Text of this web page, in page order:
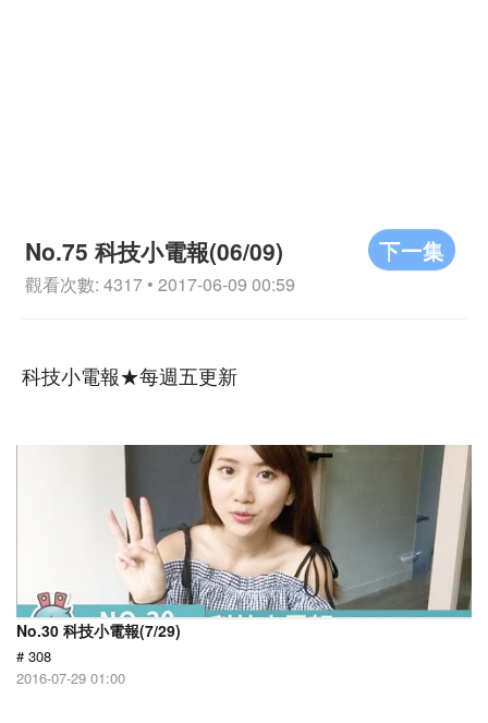
下一集
No.75 科技小電報(06/09)
觀看次數: 4317 • 2017-06-09 00:59
科技小電報★每週五更新
No.30 科技小電報(7/29)
# 308
2016-07-29 01:00